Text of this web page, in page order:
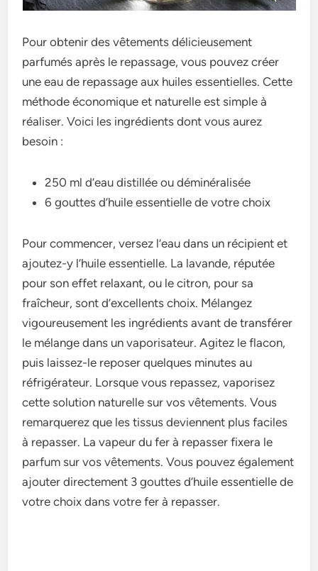
Pour obtenir des vêtements délicieusement
parfumés après le repassage, vous pouvez créer
une eau de repassage aux huiles essentielles. Cette
méthode économique et naturelle est simple à
réaliser. Voici les ingrédients dont vous aurez
besoin :
250 ml d’eau distillée ou déminéralisée
6 gouttes d’huile essentielle de votre choix
Pour commencer, versez l’eau dans un récipient et
ajoutez-y l’huile essentielle. La lavande, réputée
pour son effet relaxant, ou le citron, pour sa
fraîcheur, sont d’excellents choix. Mélangez
vigoureusement les ingrédients avant de transférer
le mélange dans un vaporisateur. Agitez le flacon,
puis laissez-le reposer quelques minutes au
réfrigérateur. Lorsque vous repassez, vaporisez
cette solution naturelle sur vos vêtements. Vous
remarquerez que les tissus deviennent plus faciles
à repasser. La vapeur du fer à repasser fixera le
parfum sur vos vêtements. Vous pouvez également
ajouter directement 3 gouttes d’huile essentielle de
votre choix dans votre fer à repasser.